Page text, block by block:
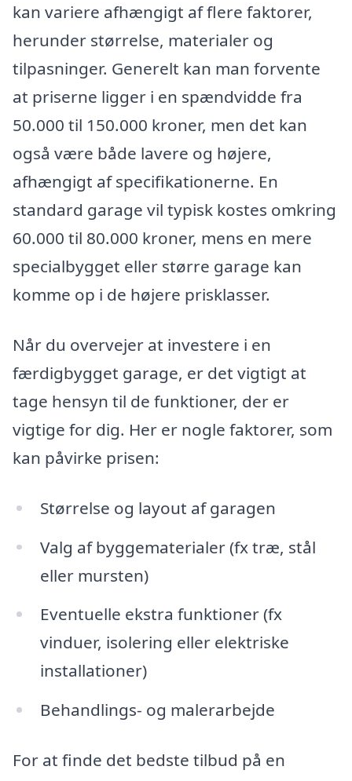
kan variere afhængigt af flere faktorer,
herunder størrelse, materialer og
tilpasninger. Generelt kan man forvente
at priserne ligger i en spændvidde fra
50.000 til 150.000 kroner, men det kan
også være både lavere og højere,
afhængigt af specifikationerne. En
standard garage vil typisk kostes omkring
60.000 til 80.000 kroner, mens en mere
specialbygget eller større garage kan
komme op i de højere prisklasser.
Når du overvejer at investere i en
færdigbygget garage, er det vigtigt at
tage hensyn til de funktioner, der er
vigtige for dig. Her er nogle faktorer, som
kan påvirke prisen:
Størrelse og layout af garagen
Valg af byggematerialer (fx træ, stål
eller mursten)
Eventuelle ekstra funktioner (fx
vinduer, isolering eller elektriske
installationer)
Behandlings- og malerarbejde
For at finde det bedste tilbud på en